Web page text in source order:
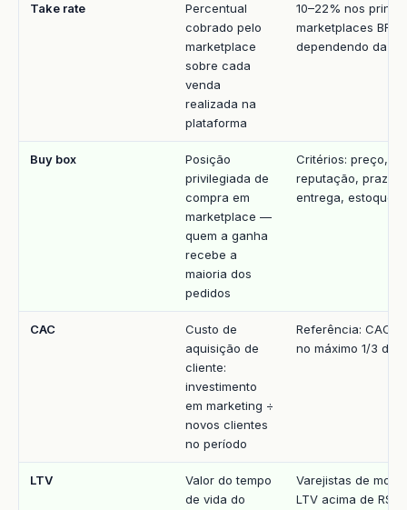
Take rate
Percentual
cobrado pelo
marketplace
sobre cada
venda
realizada na
plataforma
10–22% nos
marketplaces BR
dependendo da
Buy box
Posição
privilegiada de
compra em
marketplace —
quem a ganha
recebe a
maioria dos
pedidos
Critérios: preço,
reputação, prazo
entrega, estoque
CAC
Custo de
aquisição de
cliente:
investimento
em marketing ÷
novos clientes
no período
Referência: CAC
no máximo 1/3 do
LTV
Valor do tempo
de vida do
Varejistas de
LTV acima de R$